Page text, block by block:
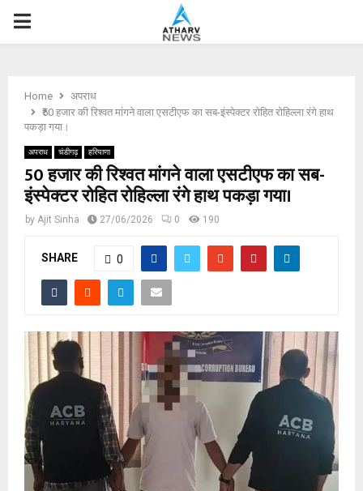
P
M
A
M
N
U
Home
अपराध
₹50 हजार की रिश्वत मांगने वाला एसटीएफ का सब-इंस्पेक्टर रोहित रोहिल्ला रंगे हाथ
पकड़ा गया।
अपराध चंडीगढ़ हरियाणा
₹50 हजार की रिश्वत मांगने वाला एसटीएफ का सब-
इंस्पेक्टर रोहित रोहिल्ला रंगे हाथ पकड़ा गया।
by Ajit Sinha 27/06/2026 0 190
SHARE 0